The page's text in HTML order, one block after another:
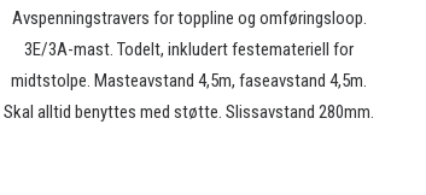
Avspenningstravers for toppline og omføringsloop.
3E/3A-mast. Todelt, inkludert festemateriell for
midtstolpe. Masteavstand 4,5m, faseavstand 4,5m.
Skal alltid benyttes med støtte. Slissavstand 280mm.